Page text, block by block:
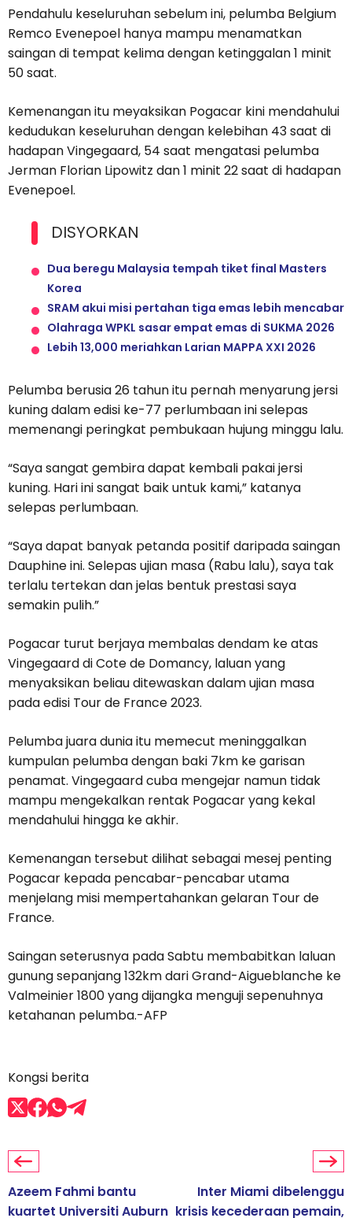
Pendahulu keseluruhan sebelum ini, pelumba Belgium
Remco Evenepoel hanya mampu menamatkan
saingan di tempat kelima dengan ketinggalan 1 minit
50 saat.
Kemenangan itu meyaksikan Pogacar kini mendahului
kedudukan keseluruhan dengan kelebihan 43 saat di
hadapan Vingegaard, 54 saat mengatasi pelumba
Jerman Florian Lipowitz dan 1 minit 22 saat di hadapan
Evenepoel.
DISYORKAN
Dua beregu Malaysia tempah tiket final Masters
Korea
SRAM akui misi pertahan tiga emas lebih mencabar
Olahraga WPKL sasar empat emas di SUKMA 2026
Lebih 13,000 meriahkan Larian MAPPA XXI 2026
Pelumba berusia 26 tahun itu pernah menyarung jersi
kuning dalam edisi ke-77 perlumbaan ini selepas
memenangi peringkat pembukaan hujung minggu lalu.
“Saya sangat gembira dapat kembali pakai jersi
kuning. Hari ini sangat baik untuk kami,” katanya
selepas perlumbaan.
“Saya dapat banyak petanda positif daripada saingan
Dauphine ini. Selepas ujian masa (Rabu lalu), saya tak
terlalu tertekan dan jelas bentuk prestasi saya
semakin pulih.”
Pogacar turut berjaya membalas dendam ke atas
Vingegaard di Cote de Domancy, laluan yang
menyaksikan beliau ditewaskan dalam ujian masa
pada edisi Tour de France 2023.
Pelumba juara dunia itu memecut meninggalkan
kumpulan pelumba dengan baki 7km ke garisan
penamat. Vingegaard cuba mengejar namun tidak
mampu mengekalkan rentak Pogacar yang kekal
mendahului hingga ke akhir.
Kemenangan tersebut dilihat sebagai mesej penting
Pogacar kepada pencabar-pencabar utama
menjelang misi mempertahankan gelaran Tour de
France.
Saingan seterusnya pada Sabtu membabitkan laluan
gunung sepanjang 132km dari Grand-Aigueblanche ke
Valmeinier 1800 yang dijangka menguji sepenuhnya
ketahanan pelumba.-AFP
Kongsi berita
Azeem Fahmi bantu
kuartet Universiti Auburn
Inter Miami dibelenggu
krisis kecederaan pemain,